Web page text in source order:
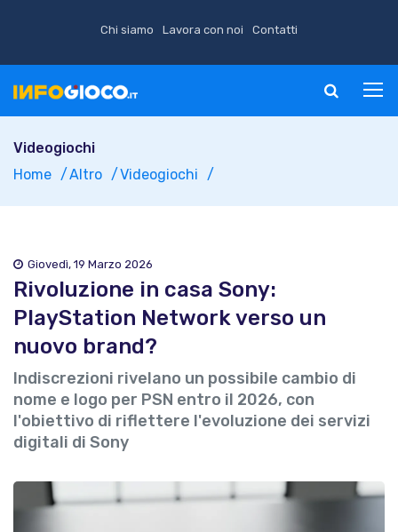
Chi siamo Lavora con noi Contatti
Videogiochi
Home
Altro Videogiochi
Giovedì, 19 Marzo 2026
Rivoluzione in casa Sony:
PlayStation Network verso un
nuovo brand?
Indiscrezioni rivelano un possibile cambio di
nome e logo per PSN entro il 2026, con
l'obiettivo di riflettere l'evoluzione dei servizi
digitali di Sony